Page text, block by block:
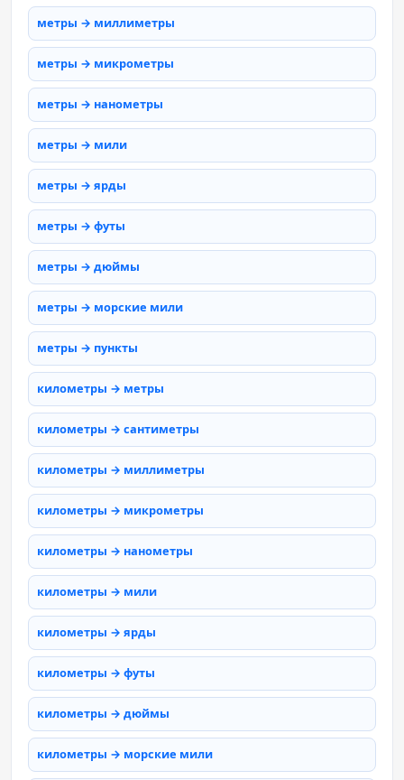
метры → миллиметры
метры → микрометры
метры → нанометры
метры → мили
метры → ярды
метры → футы
метры → дюймы
метры → морские мили
метры → пункты
километры → метры
километры → сантиметры
километры → миллиметры
километры → микрометры
километры → нанометры
километры → мили
километры → ярды
километры → футы
километры → дюймы
километры → морские мили